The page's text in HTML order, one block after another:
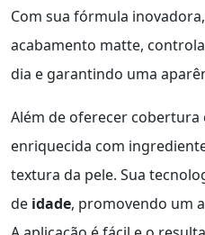
Com sua fórmula
acabamento matte,
dia e garantindo uma
Além de oferecer cobertura
enriquecida com
textura da pele. Sua
de idade, promovendo um